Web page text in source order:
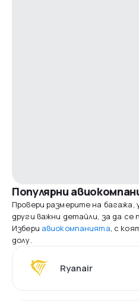
Популярни
Провери размерите на багажа,
други важни детайли, за да
Избери авиокомпанията, с
долу.
Ryanair